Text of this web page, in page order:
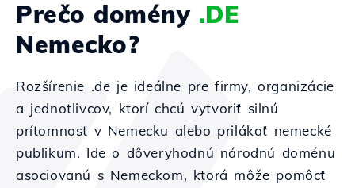
Prečo domény .DE
Nemecko?
Rozšírenie .de je ideálne pre firmy, organizácie
a jednotlivcov, ktorí chcú vytvoriť silnú
prítomnosť v Nemecku alebo prilákať nemecké
publikum. Ide o dôveryhodnú národnú doménu
asociovanú s Nemeckom, ktorá môže pomôcť